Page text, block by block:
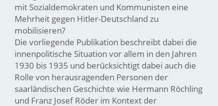
mit Sozialdemokraten und Kommunisten eine
Mehrheit gegen Hitler-Deutschland zu
mobilisieren?
Die vorliegende Publikation beschreibt dabei die
innenpolitische Situation vor allem in den Jahren
1930 bis 1935 und berücksichtigt dabei auch die
Rolle von herausragenden Personen der
saarländischen Geschichte wie Hermann Röchling
und Franz Josef Röder im Kontext der